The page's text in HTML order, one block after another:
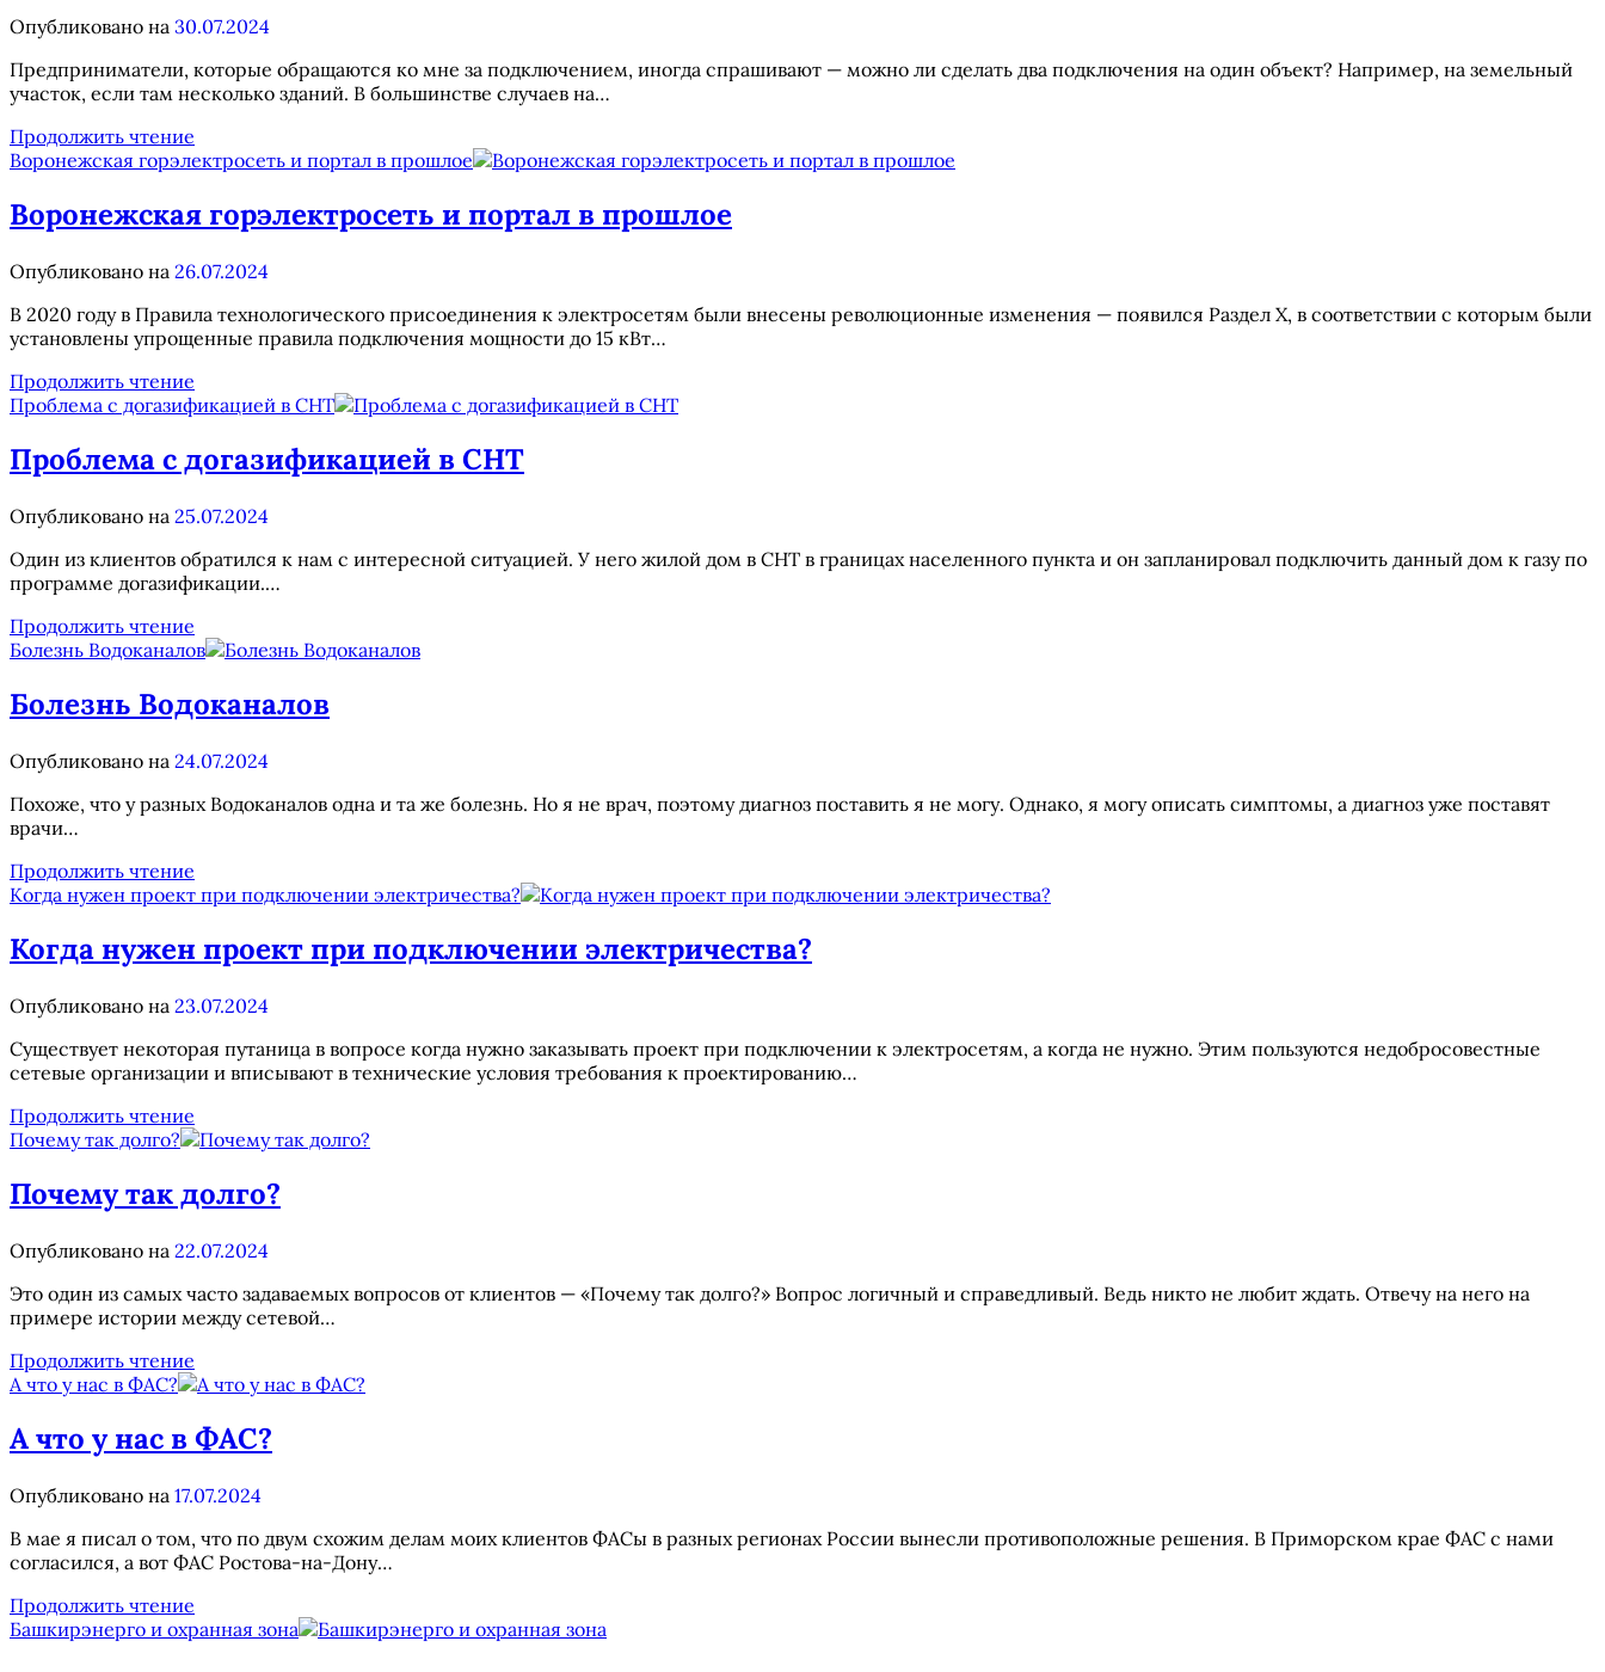
Опубликовано на 30.07.2024
Предприниматели, которые обращаются ко мне за подключением, иногда спрашивают — можно ли сделать два подключения на один объект? Например, на земельный
участок, если там несколько зданий. В большинстве случаев на…
Продолжить чтение
подключения
на
один
Воронежская горэлектросеть и портал в прошлое
Воронежская горэлектросеть и портал в прошлое
Опубликовано на 26.07.2024
В 2020 году в Правила технологического присоединения к электросетям были внесены революционные изменения — появился Раздел X, в соответствии с которым были
установлены упрощенные правила подключения мощности до 15 кВт…
Продолжить чтение
горэлектросеть
портал
в
Проблема с догазификацией в СНТ
Проблема с догазификацией в СНТ
Опубликовано на 25.07.2024
Один из клиентов обратился к нам с интересной ситуацией. У него жилой дом в СНТ в границах населенного пункта и он запланировал подключить данный дом к газу по
программе догазификации.…
Продолжить чтение
с
в
СНТ
Болезнь Водоканалов
Болезнь Водоканалов
Опубликовано на 24.07.2024
Похоже, что у разных Водоканалов одна и та же болезнь. Но я не врач, поэтому диагноз поставить я не могу. Однако, я могу описать симптомы, а диагноз уже поставят
врачи…
Продолжить чтение
Водоканалов
Когда нужен проект при подключении электричества?
Когда нужен проект при подключении электричества?
Опубликовано на 23.07.2024
Существует некоторая путаница в вопросе когда нужно заказывать проект при подключении к электросетям, а когда не нужно. Этим пользуются недобросовестные
сетевые организации и вписывают в технические условия требования к проектированию…
Продолжить чтение
нужен
при
подключении
Почему так долго?
Почему так долго?
Опубликовано на 22.07.2024
Это один из самых часто задаваемых вопросов от клиентов — «Почему так долго?» Вопрос логичный и справедливый. Ведь никто не любит ждать. Отвечу на него на
примере истории между сетевой…
Продолжить чтение
так
А что у нас в ФАС?
А что у нас в ФАС?
Опубликовано на 17.07.2024
В мае я писал о том, что по двум схожим делам моих клиентов ФАСы в разных регионах России вынесли противоположные решения. В Приморском крае ФАС с нами
согласился, а вот ФАС Ростова-на-Дону…
Продолжить чтение
что
Башкирэнерго и охранная зона